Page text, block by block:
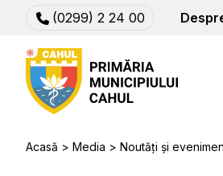
(0299) 2 24 00
Acasă Media Noutăți și